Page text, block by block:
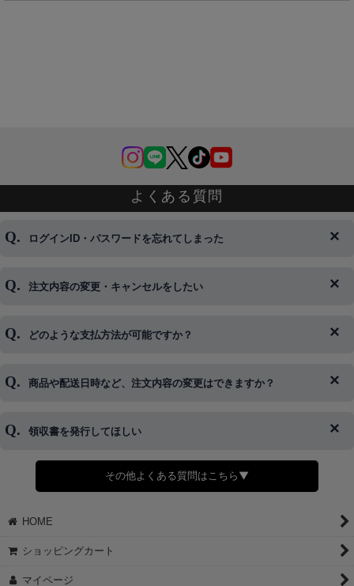
よくある質問
ログインID・パスワードを忘れてしまった
◆下記ページより、ログインIDの変更が可能です。
注文内容の変更・キャンセルをしたい
◆即日発送を行なっている関係上、午後以降のご連絡やキャンセル
※発送後、発送準備が完了しお手続きが間に合わない場合は変更、
どのような支払方法が可能ですか？
◆代金引換・クレジットカード・携帯キャリア決済・おねだり決
商品や配送日時など、注文内容の変更はできますか？
◆商品発送前の変更は承っております。
さい。
領収書を発行してほしい
◆領収書はご希望頂いた場合のみ発行しております。
【これからご注文する場合】
願いします。
②宛名（空欄は上様は不可）
その他よくある質問はこちら▼
HOME
ショッピングカート
マイページ